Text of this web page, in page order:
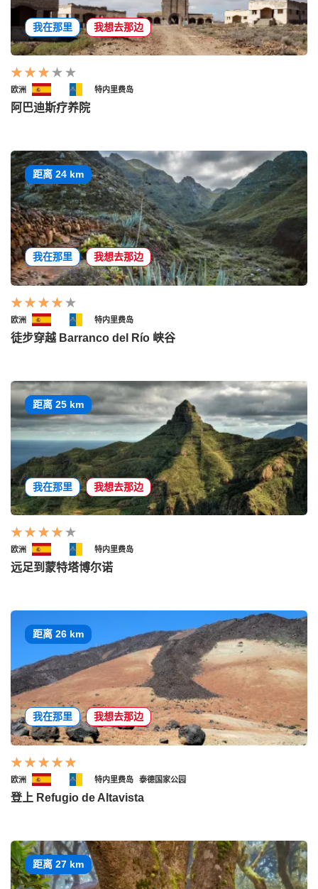
我在那里 我想去那边
欧洲 特内里费岛
阿巴迪斯疗养院
距离 24 km
我在那里 我想去那边
欧洲 特内里费岛
徒步穿越 Barranco del Río 峡谷
距离 25 km
我在那里 我想去那边
欧洲 特内里费岛
远足到蒙特塔博尔诺
距离 26 km
我在那里 我想去那边
欧洲 特内里费岛 泰德国家公园
登上 Refugio de Altavista
距离 27 km